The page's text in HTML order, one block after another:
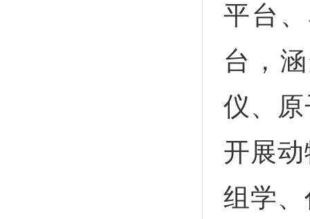
平台
台，
仪、
开展
组学